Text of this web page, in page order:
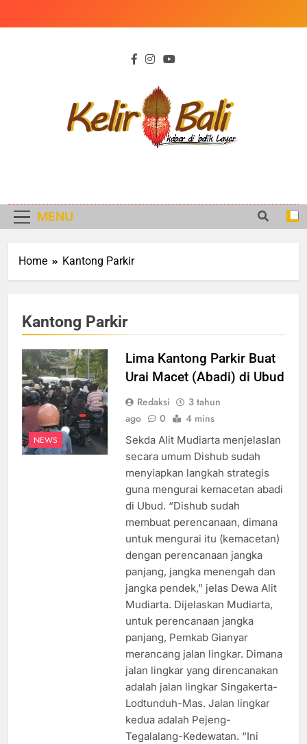
MENU
Home Kantong Parkir
Kantong Parkir
NEWS
Lima Kantong Parkir Buat
Urai Macet (Abadi) di Ubud
Redaksi
3 tahun
ago
0 4 mins
Sekda Alit Mudiarta menjelaslan
secara umum Dishub sudah
menyiapkan langkah strategis
guna mengurai kemacetan abadi
di Ubud. “Dishub sudah
membuat perencanaan, dimana
untuk mengurai itu (kemacetan)
dengan perencanaan jangka
panjang, jangka menengah dan
jangka pendek,” jelas Dewa Alit
Mudiarta. Dijelaskan Mudiarta,
untuk perencanaan jangka
panjang, Pemkab Gianyar
merancang jalan lingkar. Dimana
jalan lingkar yang direncanakan
adalah jalan lingkar Singakerta-
Lodtunduh-Mas. Jalan lingkar
kedua adalah Pejeng-
Tegalalang-Kedewatan. “Ini